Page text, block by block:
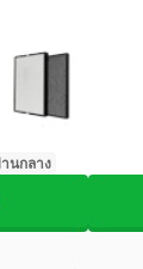
นกลาง